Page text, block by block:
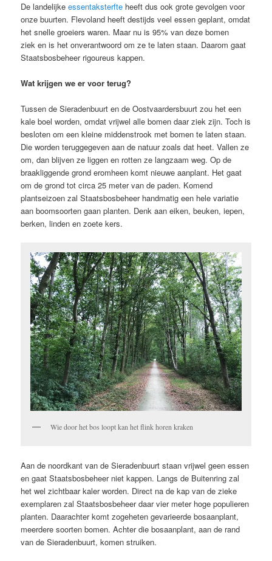
De landelijkeessentaksterfte heeft dus ook grote gevolgen voor
onze buurten. Flevoland heeft destijds veel essen geplant, omdat
het snelle groeiers waren. Maar nu is 95% van deze bomen
ziek en is het onverantwoord om ze te laten staan. Daarom gaat
Staatsbosbeheer rigoureus kappen.
Wat krijgen we er voor terug?
Tussen de Sieradenbuurt en de Oostvaardersbuurt zou het een
kale boel worden, omdat vrijwel alle bomen daar ziek zijn. Toch is
besloten om een kleine middenstrook met bomen te laten staan.
Die worden teruggegeven aan de natuur zoals dat heet. Vallen ze
om, dan blijven ze liggen en rotten ze langzaam weg. Op de
braakliggende grond eromheen komt nieuwe aanplant. Het gaat
om de grond tot circa 25 meter van de paden. Komend
plantseizoen zal Staatsbosbeheer handmatig een hele variatie
aan boomsoorten gaan planten. Denk aan eiken, beuken, iepen,
berken, linden en zoete kers.
Wie door het bos loopt kan het flink horen kraken
Aan de noordkant van de Sieradenbuurt staan vrijwel geen essen
en gaat Staatsbosbeheer niet kappen. Langs de Buitenring zal
het wel zichtbaar kaler worden. Direct na de kap van de zieke
exemplaren zal Staatsbosbeheer daar vier meter hoge populieren
planten. Daarachter komt zogeheten gevarieerde bosaanplant,
meerdere soorten bomen. Achter die bosaanplant, aan de rand
van de Sieradenbuurt, komen struiken.